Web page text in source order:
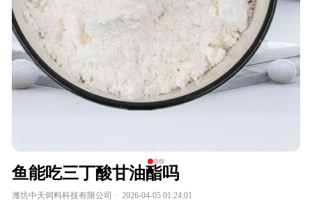
鱼能吃三丁酸甘油酯吗
潍坊中天饲料科技有限公司 · 2026-04-05 01:24:01